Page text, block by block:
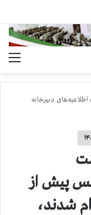
اطلاعیه‌های دبیرخانه
۱۵ سال حبس پیش از
شدند،